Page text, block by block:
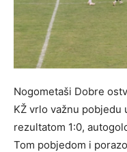
Nogometaši Dobre
KŽ vrlo važnu pobjedu
rezultatom 1:0,
Tom pobjedom i